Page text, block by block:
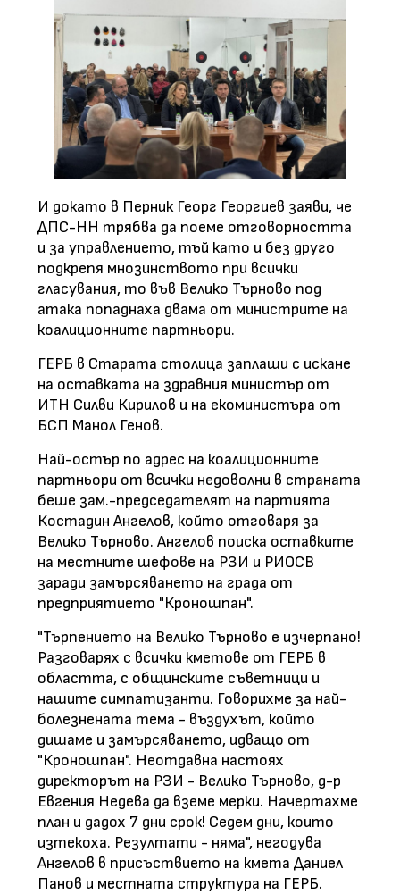
И докато в Перник Георг Георгиев заяви, че
ДПС-НН трябва да поеме отговорността
и за управлението, тъй като и без друго
подкрепя мнозинството при всички
гласувания, то във Велико Търново под
атака попаднаха двама от министрите на
коалиционните партньори.
ГЕРБ в Старата столица заплаши с искане
на оставката на здравния министър от
ИТН Силви Кирилов и на екоминистъра от
БСП Манол Генов.
Най-остър по адрес на коалиционните
партньори от всички недоволни в страната
беше зам.-председателят на партията
Костадин Ангелов, който отговаря за
Велико Търново. Ангелов поиска оставките
на местните шефове на РЗИ и РИОСВ
заради замърсяването на града от
предприятието "Кроношпан".
"Търпението на Велико Търново е изчерпано!
Разговарях с всички кметове от ГЕРБ в
областта, с общинските съветници и
нашите симпатизанти. Говорихме за най-
болезнената тема - въздухът, който
дишаме и замърсяването, идващо от
"Кроношпан". Неотдавна настоях
директорът на РЗИ - Велико Търново, д-р
Евгения Недева да вземе мерки. Начертахме
план и дадох 7 дни срок! Седем дни, които
изтекоха. Резултати - няма", негодува
Ангелов в присъствието на кмета Даниел
Панов и местната структура на ГЕРБ.